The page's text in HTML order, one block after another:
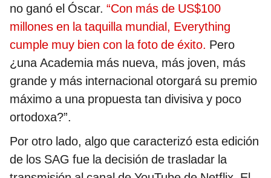
no ganó el Óscar. “Con más de US$100
millones en la taquilla mundial, Everything
cumple muy bien con la foto de éxito. Pero
¿una Academia más nueva, más joven, más
grande y más internacional otorgará su premio
máximo a una propuesta tan divisiva y poco
ortodoxa?”.
Por otro lado, algo que caracterizó esta edición
de los SAG fue la decisión de trasladar la